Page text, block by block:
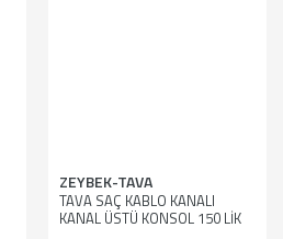
ZEYBEK-TAVA
TAVA SAÇ KABLO KANALI
KANAL ÜSTÜ KONSOL 150 LİK